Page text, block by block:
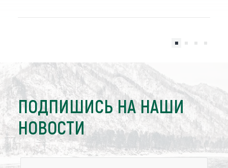
ПОДПИШИСЬ НА НАШИ
НОВОСТИ